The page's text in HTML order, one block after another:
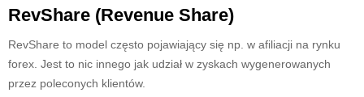
RevShare (Revenue Share)
RevShare to model często pojawiający się np. w afiliacji na rynku
forex. Jest to nic innego jak udział w zyskach wygenerowanych
przez poleconych klientów.